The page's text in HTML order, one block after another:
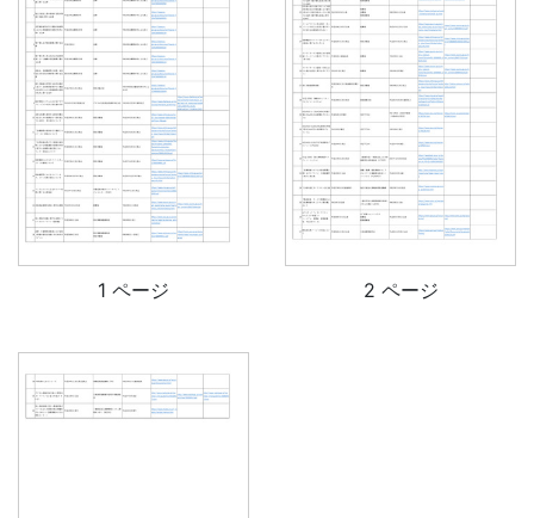
1 ページ 2 ページ